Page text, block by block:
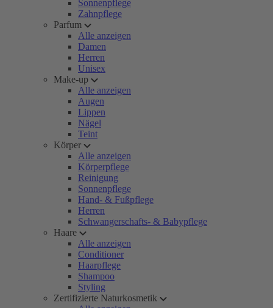
Sonnenpflege
Zahnpflege
Parfum
Alle anzeigen
Damen
Herren
Unisex
Make-up
Alle anzeigen
Augen
Lippen
Nägel
Teint
Körper
Alle anzeigen
Körperpflege
Reinigung
Sonnenpflege
Hand- & Fußpflege
Herren
Schwangerschafts- & Babypflege
Haare
Alle anzeigen
Conditioner
Haarpflege
Shampoo
Styling
Zertifizierte Naturkosmetik